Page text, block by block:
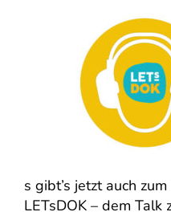
s gibt’s jetzt auch
LETsDOK – dem Talk